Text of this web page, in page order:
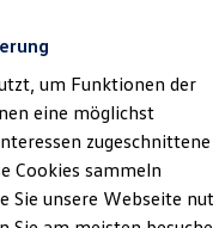
ist die Auto Köhler
)
um Funktionen der
eine möglichst
zugeschnittene
Cookies sammeln
Sie unsere Webseite